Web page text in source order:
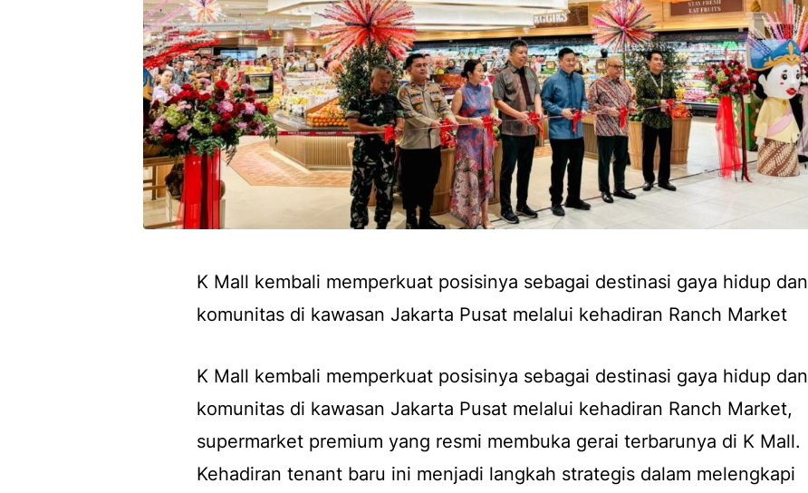
K Mall kembali memperkuat posisinya sebagai destinasi gaya hidup dan
komunitas di kawasan Jakarta Pusat melalui kehadiran Ranch Market
K Mall kembali memperkuat posisinya sebagai destinasi gaya hidup dan
komunitas di kawasan Jakarta Pusat melalui kehadiran Ranch Market,
supermarket premium yang resmi membuka gerai terbarunya di K Mall.
Kehadiran tenant baru ini menjadi langkah strategis dalam melengkapi